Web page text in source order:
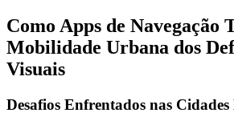
Como Apps de Navegação
Mobilidade Urbana dos
Visuais
Desafios Enfrentados nas